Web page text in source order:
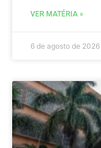
VER MATÉRIA »
6 de agosto de 2026